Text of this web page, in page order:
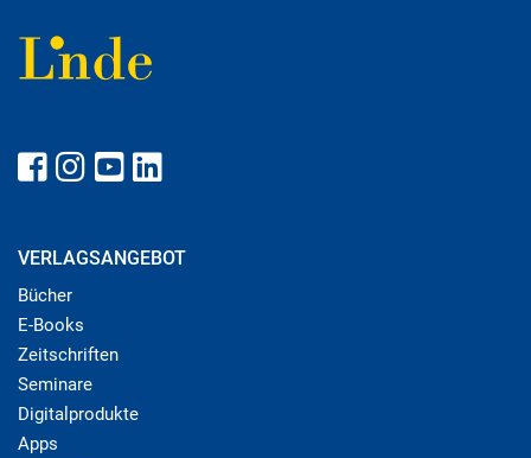
VERLAGSANGEBOT
Bücher
E-Books
Zeitschriften
Seminare
Digitalprodukte
Apps